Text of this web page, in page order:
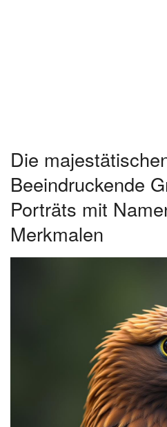
Die
Beeindruckende
Porträts mit
Merkmalen